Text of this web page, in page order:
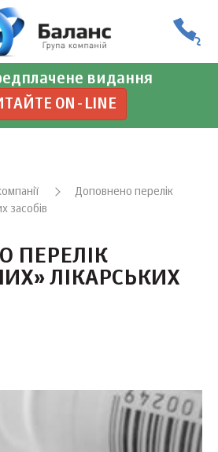
видання
ON-LINE
Доповнено перелік
засобів
ПЕРЕЛІК
ЛІКАРСЬКИХ